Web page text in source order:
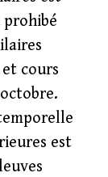
cours
est